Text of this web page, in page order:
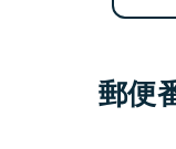
郵便